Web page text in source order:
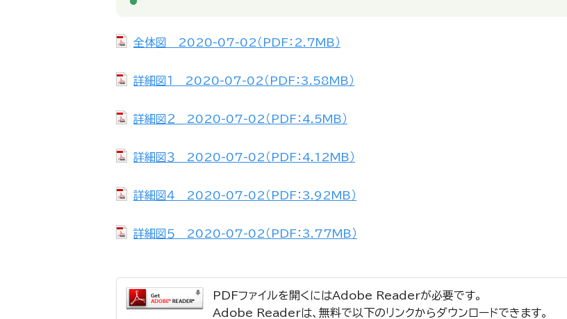
全体図 2020-07-02（PDF：2.7MB）
詳細図１ 2020-07-02（PDF：3.58MB）
詳細図２ 2020-07-02（PDF：4.5MB）
詳細図３ 2020-07-02（PDF：4.12MB）
詳細図４ 2020-07-02（PDF：3.92MB）
詳細図５ 2020-07-02（PDF：3.77MB）
PDFファイルを開くにはAdobe Readerが必要です。
Adobe Readerは、無料で以下のリンクからダウンロードできます。